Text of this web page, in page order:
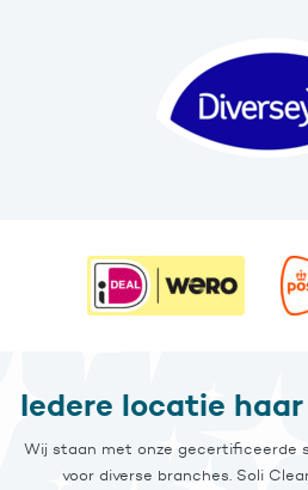
Iedere locatie
Wij staan met onze gecertificeerde
voor diverse branches. Soli